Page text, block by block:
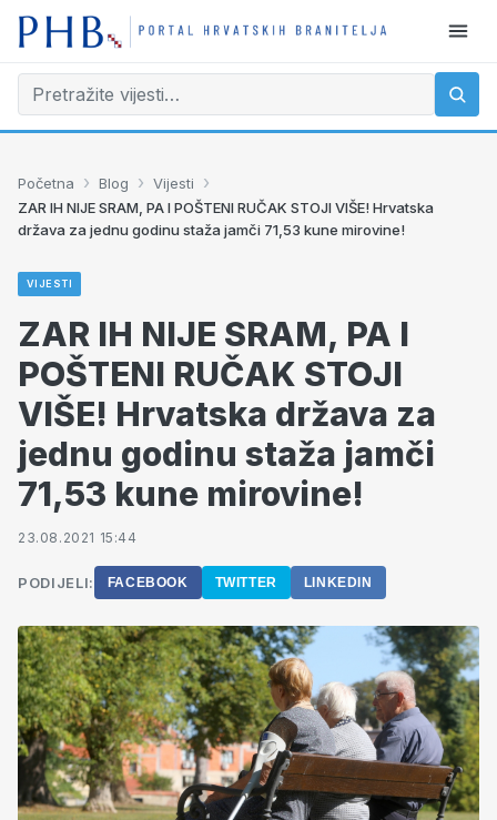
Početna › Blog › Vijesti ›
ZAR IH NIJE SRAM, PA I POŠTENI RUČAK STOJI VIŠE! Hrvatska
država za jednu godinu staža jamči 71,53 kune mirovine!
VIJESTI
ZAR IH NIJE SRAM, PA I
POŠTENI RUČAK STOJI
VIŠE! Hrvatska država za
jednu godinu staža jamči
71,53 kune mirovine!
23.08.2021 15:44
PODIJELI: FACEBOOK TWITTER LINKEDIN